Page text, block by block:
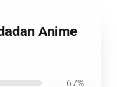
Anime
67%